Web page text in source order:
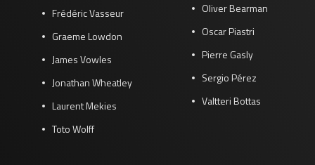
Frédéric Vasseur
Graeme Lowdon
James Vowles
Jonathan Wheatley
Laurent Mekies
Toto Wolff
Oliver Bearman
Oscar Piastri
Pierre Gasly
Sergio Pérez
Valtteri Bottas